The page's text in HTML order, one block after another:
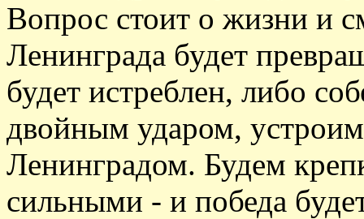
Вопрос стоит о жизни и
Ленинграда будет
будет истреблен, либо
двойным ударом,
Ленинградом. Будем
сильными - и победа